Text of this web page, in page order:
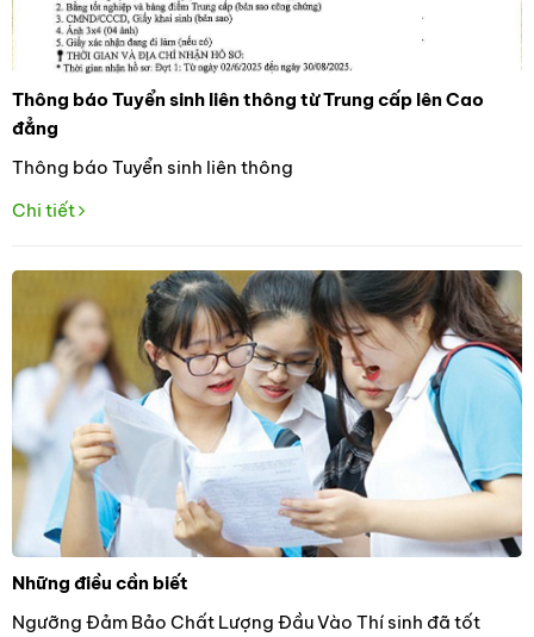
Thông báo Tuyển sinh liên thông từ Trung cấp lên Cao
đẳng
Thông báo Tuyển sinh liên thông
Chi tiết
Những điều cần biết
Ngưỡng Đảm Bảo Chất Lượng Đầu Vào Thí sinh đã tốt